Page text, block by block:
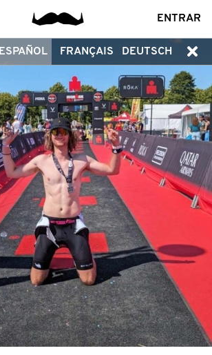
ENTRAR
ESPAÑOL FRANÇAIS DEUTSCH